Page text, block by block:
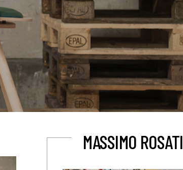
MASSIMO ROSATI